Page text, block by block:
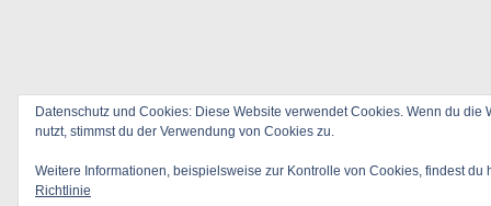
Datenschutz und Cookies: Diese Website verwendet Cookies. Wenn du die
nutzt, stimmst du der Verwendung von Cookies zu.
Weitere Informationen, beispielsweise zur Kontrolle von Cookies, findest du
Richtlinie